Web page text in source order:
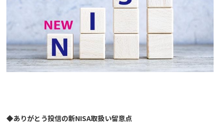
◆ありがとう投信の新NISA取扱い留意点